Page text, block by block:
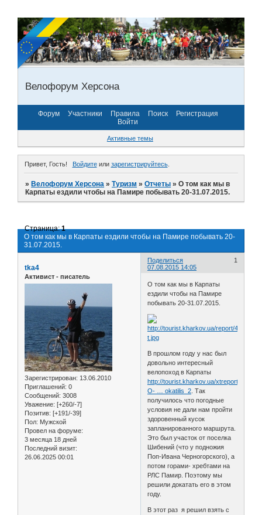
Велофорум Херсона
Форум Участники Правила Поиск
Регистрация
Войти
Активные темы
Привет, Гость! Войдитеили зарегистрируйтесь.
»Велофорум Херсона »Туризм »Отчеты »О том как мы в
Карпаты ездили чтобы на Памире побывать 20-31.07.2015.
О том как мы в Карпаты ездили чтобы на Памире побывать 20-
31.07.2015.
Страница:1
Поделиться
1
07.08.2015 14:05
tka4
Активист - писатель
Зарегистрирован: 13.06.2010
Приглашений: 0
Сообщений: 3008
Уважение: [+260/-7]
Позитив: [+191/-39]
Пол: Мужской
Провел на форуме:
3 месяца 18 дней
Последний визит:
26.06.2025 00:01
О том как мы в Карпаты
ездили чтобы на Памире
побывать 20-31.07.2015.
В прошлом году у нас был
довольно интересный
велопоход в Карпаты
http://tourist.kharkov.ua/xtreport/0-
O- … okatilis_2 . Так
получилось что погодные
условия не дали нам пройти
здоровенный кусок
запланированного маршрута.
Это был участок от поселка
Шибений (что у подножия
Поп-Ивана Черногорского), а
потом горами- хребтами на
РЛС Памир. Поэтому мы
решили докатать его в этом
году.
В этот раз я решил взять с